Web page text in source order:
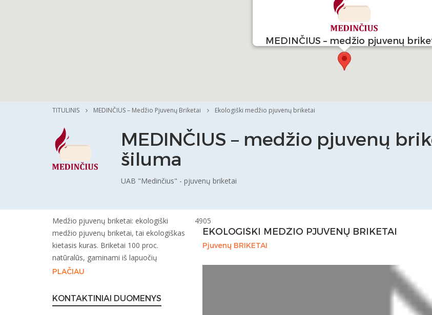
MEDINČIUS – medžio pjuvenų
VIEW DETAILS
TITULINIS MEDINČIUS – Medžio Pjuvenų Briketai Ekologiški medžio pjuvenų briketai
MEDINČIUS – medžio pjuvenų
šiluma
UAB "Medinčius" - pjuvenų briketai
4905
Medžio pjuvenų briketai: ekologiški
medžio pjuvenų briketai, tai ekologiškas
kietasis kuras. Briketai 100 proc.
natūralūs, gaminami iš lapuočių
PLAČIAU
KONTAKTINIAI DUOMENYS
EKOLOGIŠKI MEDŽIO PJUVENŲ BRIKETAI
Pjuvenų BRIKETAI